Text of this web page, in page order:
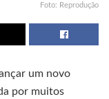
Foto: Reprodução
um novo
por muitos